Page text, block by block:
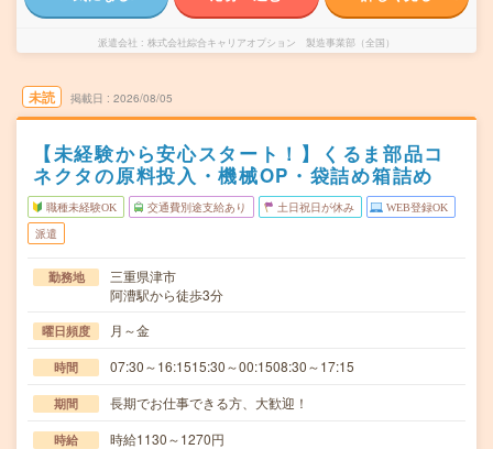
派遣会社 株式会社綜合キャリアオプション 製造事業部（全国）
未読 掲載日 2026/08/05
【未経験から安心スタート！】くるま部品コ
ネクタの原料投入・機械OP・袋詰め箱詰め
職種未経験OK 交通費別途支給あり 土日祝日が休み WEB登録OK
派遣
勤務地
三重県津市
阿漕駅から徒歩3分
曜日頻度 月～金
時間 07:30～16:1515:30～00:1508:30～17:15
期間 長期でお仕事できる方、大歓迎！
時給 時給1130～1270円